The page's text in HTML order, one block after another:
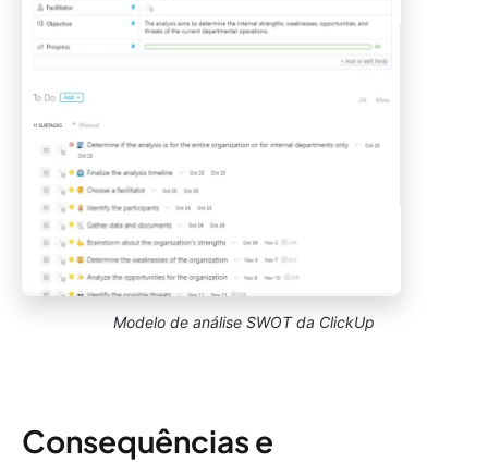
Modelo de análise SWOT da ClickUp
Consequências e